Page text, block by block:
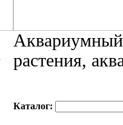
растения,
Каталог: